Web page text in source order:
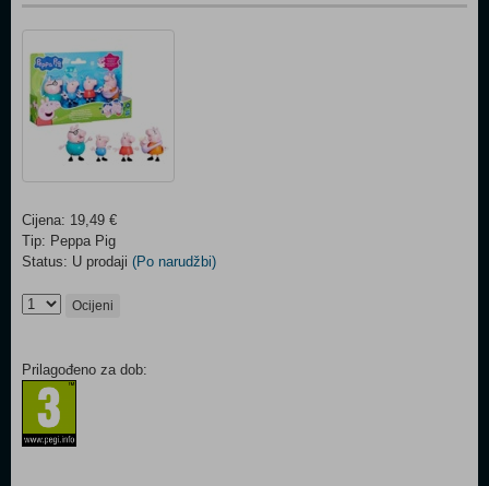
Cijena: 19,49 €
Tip: Peppa Pig
Status: U prodaji (Po narudžbi)
Ocijeni
Prilagođeno za dob: